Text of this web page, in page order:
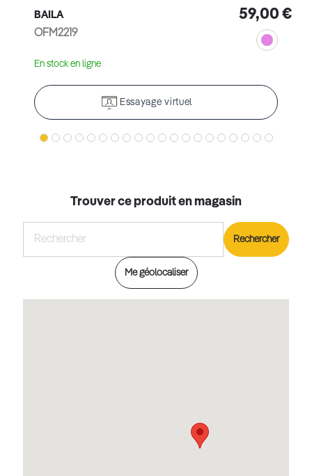
BAILA
OFM2219
59,00 €
En stock en ligne
Essayage virtuel
Trouver ce produit en magasin